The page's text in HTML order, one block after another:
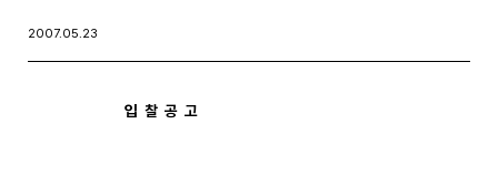
2007.05.23
입  찰  공  고